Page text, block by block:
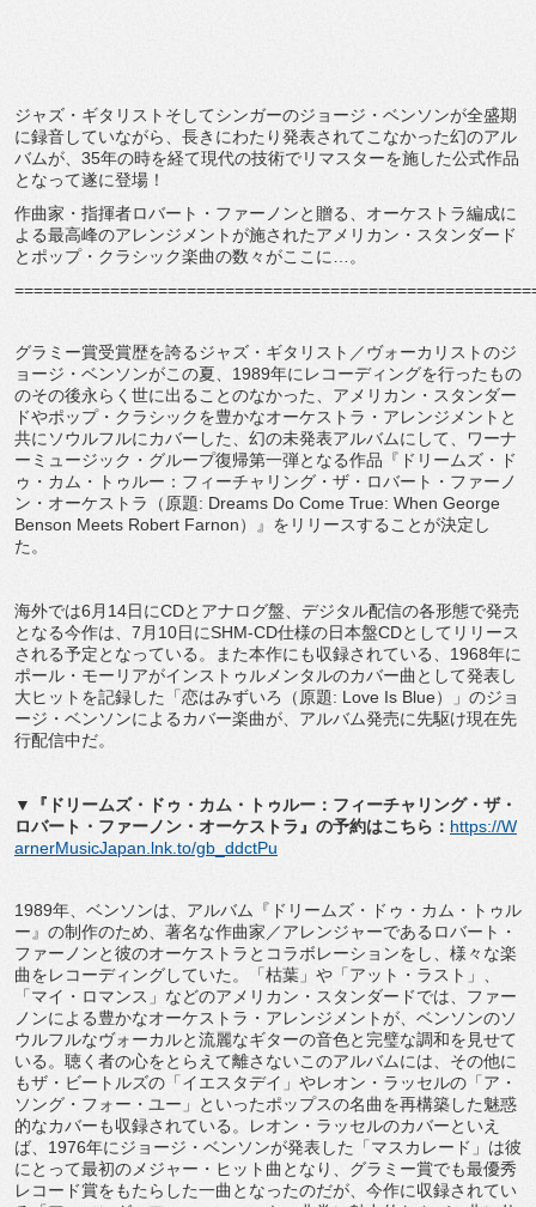
ジャズ・ギタリストそしてシンガーのジョージ・ベンソンが全盛期
に録音していながら、長きにわたり発表されてこなかった幻のアル
バムが、35年の時を経て現代の技術でリマスターを施した公式作品
となって遂に登場！
作曲家・指揮者ロバート・ファーノンと贈る、オーケストラ編成に
よる最高峰のアレンジメントが施されたアメリカン・スタンダード
とポップ・クラシック楽曲の数々がここに…。
グラミー賞受賞歴を誇るジャズ・ギタリスト／ヴォーカリストのジ
ョージ・ベンソンがこの夏、1989年にレコーディングを行ったもの
のその後永らく世に出ることのなかった、アメリカン・スタンダー
ドやポップ・クラシックを豊かなオーケストラ・アレンジメントと
共にソウルフルにカバーした、幻の未発表アルバムにして、ワーナ
ーミュージック・グループ復帰第一弾となる作品『ドリームズ・ド
ゥ・カム・トゥルー：フィーチャリング・ザ・ロバート・ファーノ
ン・オーケストラ（原題: Dreams Do Come True: When George
Benson Meets Robert Farnon）』をリリースすることが決定し
た。
海外では6月14日にCDとアナログ盤、デジタル配信の各形態で発売
となる今作は、7月10日にSHM-CD仕様の日本盤CDとしてリリース
される予定となっている。また本作にも収録されている、1968年に
ポール・モーリアがインストゥルメンタルのカバー曲として発表し
大ヒットを記録した「恋はみずいろ（原題: Love Is Blue）」のジョ
ージ・ベンソンによるカバー楽曲が、アルバム発売に先駆け現在先
行配信中だ。
▼『ドリームズ・ドゥ・カム・トゥルー：フィーチャリング・ザ・
ロバート・ファーノン・オーケストラ』の予約はこちら： https://W
arnerMusicJapan.lnk.to/gb_ddctPu
1989年、ベンソンは、アルバム『ドリームズ・ドゥ・カム・トゥル
ー』の制作のため、著名な作曲家／アレンジャーであるロバート・
ファーノンと彼のオーケストラとコラボレーションをし、様々な楽
曲をレコーディングしていた。「枯葉」や「アット・ラスト」、
「マイ・ロマンス」などのアメリカン・スタンダードでは、ファー
ノンによる豊かなオーケストラ・アレンジメントが、ベンソンのソ
ウルフルなヴォーカルと流麗なギターの音色と完璧な調和を見せて
いる。聴く者の心をとらえて離さないこのアルバムには、その他に
もザ・ビートルズの「イエスタデイ」やレオン・ラッセルの「ア・
ソング・フォー・ユー」といったポップスの名曲を再構築した魅惑
的なカバーも収録されている。レオン・ラッセルのカバーといえ
ば、1976年にジョージ・ベンソンが発表した「マスカレード」は彼
にとって最初のメジャー・ヒット曲となり、グラミー賞でも最優秀
レコード賞をもたらした一曲となったのだが、今作に収録されてい